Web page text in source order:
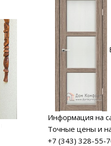
Информация на
Точные цены и
+7 (343) 328-55-